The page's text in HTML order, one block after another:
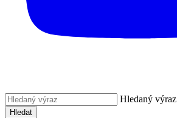
Hledaný výraz
Hledat